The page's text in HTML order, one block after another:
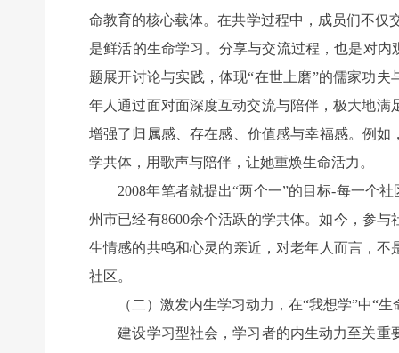
命教育的核心载体。在共学过程中，成员们不仅
是鲜活的生命学习。分享与交流过程，也是对
题展开讨论与实践，体现“在世上磨”的儒家功
年人通过面对面深度互动交流与陪伴，极大地
增强了归属感、存在感、价值感与幸福感。例
学共体，用歌声与陪伴，让她重焕生命活力。
2008年笔者就提出“两个一”的目标-每一个社
州市已经有8600余个活跃的学共体。如今，参
生情感的共鸣和心灵的亲近，对老年人而言，
社区。
（二）激发内生学习动力，在“我想学”中“生
建设学习型社会，学习者的内生动力至关重